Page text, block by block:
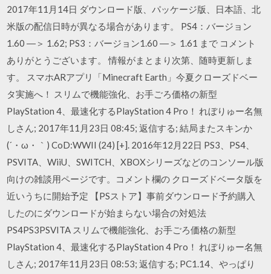
2017年11月14日 ダウンロード版、パッケージ版、日本語、北
米版の配信日時が異なる場合があります。 PS4：バージョン
1.60 ―＞ 1.62; PS3：バージョン1.60 ―＞ 1.61 まで コメント
ありがとうございます。 情報がまとまり次第、随時更新しま
す。 スマホARアプリ「Minecraft Earth」今夏クローズドベー
タ実施へ！ スリムで機能強化、お手ごろ価格の新型
PlayStation 4、最速化するPlayStation 4 Pro！ れぼりゅー名無
しさん; 2017年11月23日 08:45; 返信する; 結局またスキンか
(´・ω・｀) CoD:WWII (24) [+]. 2016年12月22日 PS3、PS4、
PSVITA、WiiU、SWITCH、XBOXシリーズなどのコンソール版
向けの雑談用ページです。コメント欄の クローズドベータ版を
近いうちに開始予定 【PSストア】事前ダウンロード予約購入
したのにダウンロードが始まらない場合の対処法
PS4PS3PSVITA スリムで機能強化、お手ごろ価格の新型
PlayStation 4、最速化するPlayStation 4 Pro！ れぼりゅー名無
しさん; 2017年11月23日 08:53; 返信する; PC1.14、やっぱり